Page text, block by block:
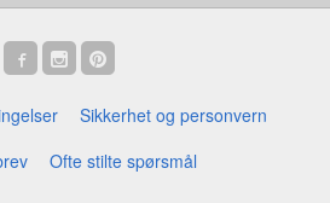
Sikkerhet og personvern
Ofte stilte spørsmål